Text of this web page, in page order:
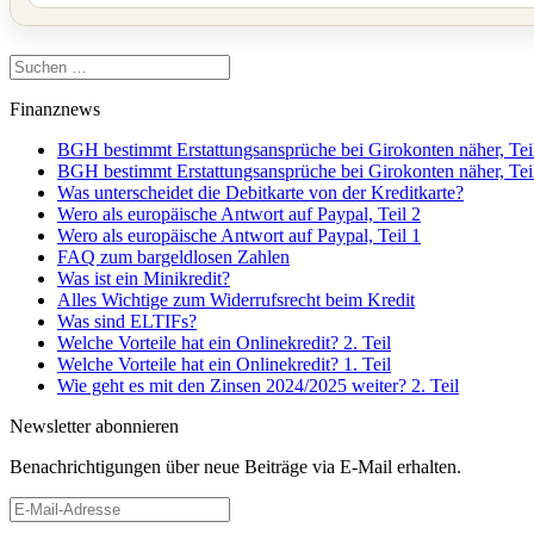
Suchen
nach:
Finanznews
BGH bestimmt Erstattungsansprüche bei Girokonten näher,
BGH bestimmt Erstattungsansprüche bei Girokonten näher,
Was unterscheidet die Debitkarte von der Kreditkarte?
Wero als europäische Antwort auf Paypal, Teil 2
Wero als europäische Antwort auf Paypal, Teil 1
FAQ zum bargeldlosen Zahlen
Was ist ein Minikredit?
Alles Wichtige zum Widerrufsrecht beim Kredit
Was sind ELTIFs?
Welche Vorteile hat ein Onlinekredit? 2. Teil
Welche Vorteile hat ein Onlinekredit? 1. Teil
Wie geht es mit den Zinsen 2024/2025 weiter? 2. Teil
Newsletter abonnieren
Benachrichtigungen über neue Beiträge via E-Mail erhalten.
E-
Mail-